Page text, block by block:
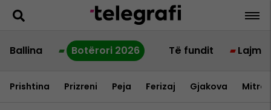
Ballina Botërori 2026 Të fundit Lajme
Prishtina Prizreni Peja Ferizaj Gjakova